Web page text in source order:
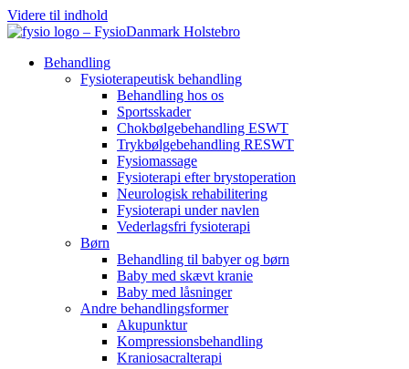
Videre til indhold
Behandling
Fysioterapeutisk behandling
Behandling hos os
Sportsskader
Chokbølgebehandling ESWT
Trykbølgebehandling RESWT
Fysiomassage
Fysioterapi efter brystoperation
Neurologisk rehabilitering
Fysioterapi under navlen
Vederlagsfri fysioterapi
Børn
Behandling til babyer og børn
Baby med skævt kranie
Baby med låsninger
Andre behandlingsformer
Akupunktur
Kompressionsbehandling
Kraniosacralterapi